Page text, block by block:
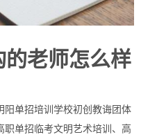
老师怎么样
单招培训学校初创教诲团体
单招临考文明艺术培训、高